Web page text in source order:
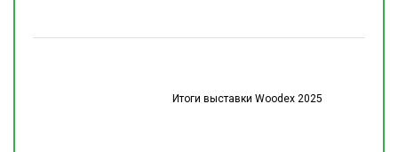
Итоги выставки Woodex 2025